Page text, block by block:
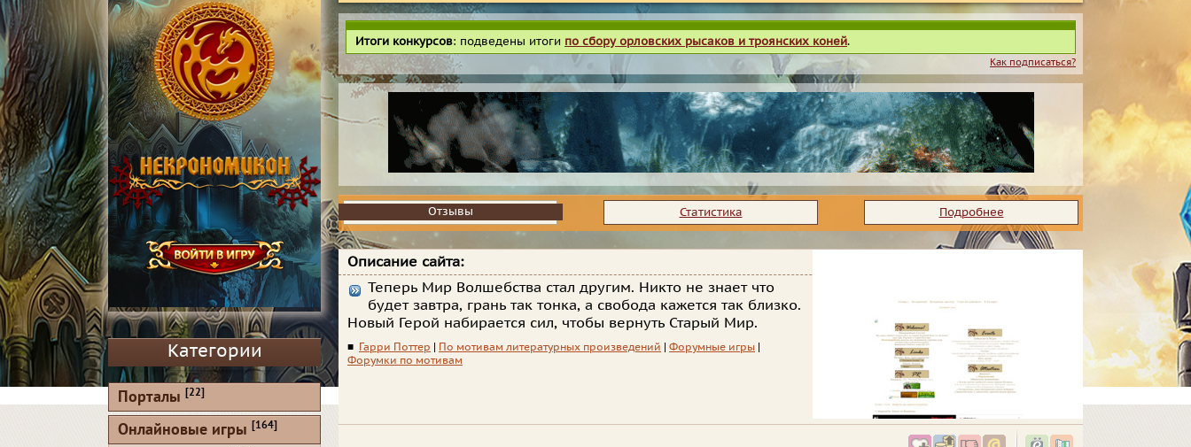
Итоги конкурсов: подведены итоги по сбору орловских рысаков и троянских коней.
Как подписаться?
Отзывы
Отзывы Статистика Подробнее
Описание сайта:
Теперь Мир Волшебства стал другим. Никто не знает что
будет завтра, грань так тонка, а свобода кажется так близко.
Новый Герой набирается сил, чтобы вернуть Старый Мир.
■ Гарри Поттер По мотивам литературных произведений Форумные игры
Форумки по мотивам
Категории
Порталы [22]
Онлайновые игры [164]